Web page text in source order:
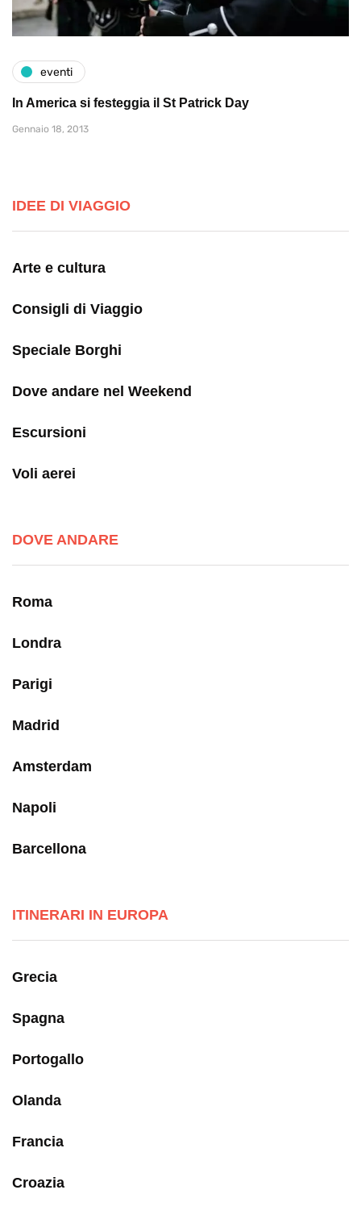
eventi
In America si festeggia il St Patrick Day
Gennaio 18, 2013
IDEE DI VIAGGIO
Arte e cultura
Consigli di Viaggio
Speciale Borghi
Dove andare nel Weekend
Escursioni
Voli aerei
DOVE ANDARE
Roma
Londra
Parigi
Madrid
Amsterdam
Napoli
Barcellona
ITINERARI IN EUROPA
Grecia
Spagna
Portogallo
Olanda
Francia
Croazia